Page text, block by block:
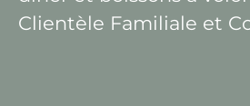
Clientèle Familiale et